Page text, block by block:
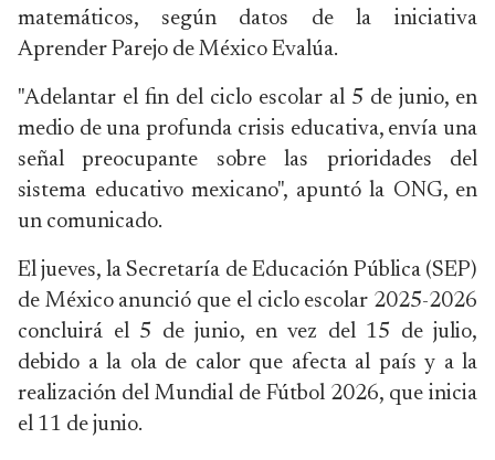
matemáticos, según datos de la iniciativa
Aprender Parejo de México Evalúa.
"Adelantar el fin del ciclo escolar al 5 de junio, en
medio de una profunda crisis educativa, envía una
señal preocupante sobre las prioridades del
sistema educativo mexicano", apuntó la ONG, en
un comunicado.
El jueves, la Secretaría de Educación Pública (SEP)
de México anunció que el ciclo escolar 2025-2026
concluirá el 5 de junio, en vez del 15 de julio,
debido a la ola de calor que afecta al país y a la
realización del Mundial de Fútbol 2026, que inicia
el 11 de junio.